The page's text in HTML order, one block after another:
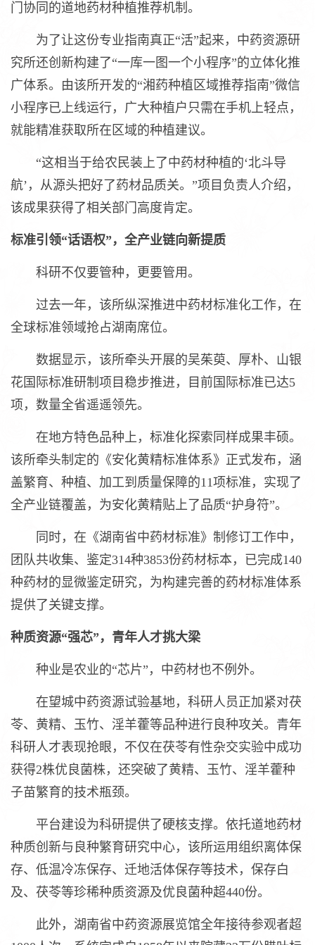
门协同的道地药材种植推荐机制。
为了让这份专业指南真正“活”起来，中药资源研
究所还创新构建了“一库一图一个小程序”的立体化推
广体系。由该所开发的“湘药种植区域推荐指南”微信
小程序已上线运行，广大种植户只需在手机上轻点，
就能精准获取所在区域的种植建议。
“这相当于给农民装上了中药材种植的‘北斗导
航’，从源头把好了药材品质关。”项目负责人介绍，
该成果获得了相关部门高度肯定。
标准引领“话语权”，全产业链向新提质
科研不仅要管种，更要管用。
过去一年，该所纵深推进中药材标准化工作，在
全球标准领域抢占湖南席位。
数据显示，该所牵头开展的吴茱萸、厚朴、山银
花国际标准研制项目稳步推进，目前国际标准已达5
项，数量全省遥遥领先。
在地方特色品种上，标准化探索同样成果丰硕。
该所牵头制定的《安化黄精标准体系》正式发布，涵
盖繁育、种植、加工到质量保障的11项标准，实现了
全产业链覆盖，为安化黄精贴上了品质“护身符”。
同时，在《湖南省中药材标准》制修订工作中，
团队共收集、鉴定314种3853份药材标本，已完成140
种药材的显微鉴定研究，为构建完善的药材标准体系
提供了关键支撑。
种质资源“强芯”，青年人才挑大梁
种业是农业的“芯片”，中药材也不例外。
在望城中药资源试验基地，科研人员正加紧对茯
苓、黄精、玉竹、淫羊藿等品种进行良种攻关。青年
科研人才表现抢眼，不仅在茯苓有性杂交实验中成功
获得2株优良菌株，还突破了黄精、玉竹、淫羊藿种
子苗繁育的技术瓶颈。
平台建设为科研提供了硬核支撑。依托道地药材
种质创新与良种繁育研究中心，该所运用组织离体保
存、低温冷冻保存、迁地活体保存等技术，保存白
及、茯苓等珍稀种质资源及优良菌种超440份。
此外，湖南省中药资源展览馆全年接待参观者超